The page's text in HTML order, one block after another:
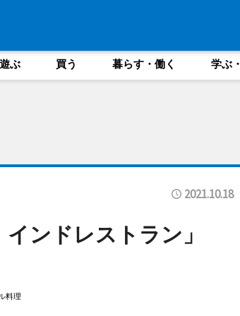
ぶ 買う 暮らす・働く 学ぶ
2021.10.18
インドレストラン」
料理